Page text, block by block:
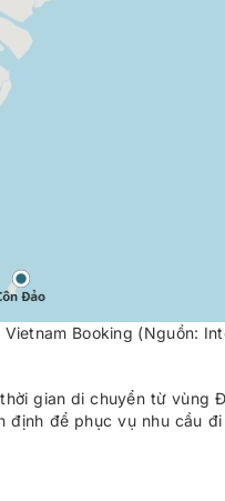
Booking (Nguồn:
gian di chuyển từ vùng
để phục vụ nhu cầu